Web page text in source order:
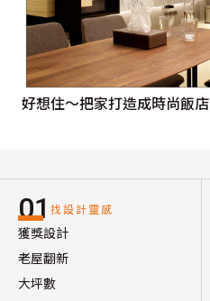
好想住～把家打造成時尚飯店
01 找設計靈感
獲獎設計
老屋翻新
大坪數